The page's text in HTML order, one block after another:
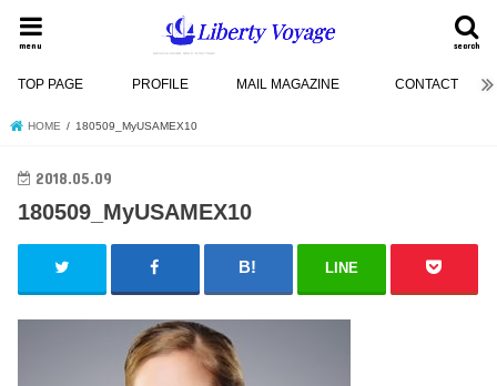
search
menu
TOP PAGE PROFILE MAIL MAGAZINE CONTACT
HOME 180509_MyUSAMEX10
2018.05.09
180509_MyUSAMEX10
LINE